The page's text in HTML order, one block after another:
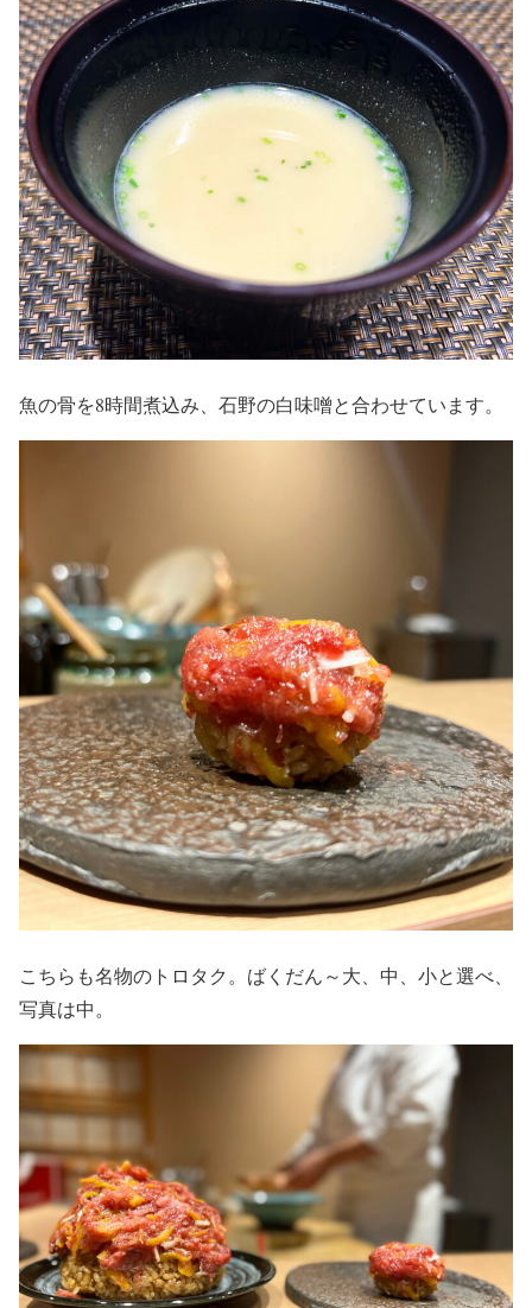
魚の骨を8時間煮込み、石野の白味噌と合わせています。
こちらも名物のトロタク。ばくだん～大、中、小と選べ、
写真は中。